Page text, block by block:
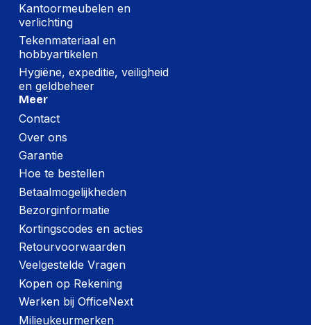
Kantoormeubelen en
verlichting
Tekenmateriaal en
hobbyartikelen
Hygiëne, expeditie, veiligheid
en geldbeheer
Meer
Contact
Over ons
Garantie
Hoe te bestellen
Betaalmogelijkheden
Bezorginformatie
Kortingscodes en acties
Retourvoorwaarden
Veelgestelde Vragen
Kopen op Rekening
Werken bij OfficeNext
Milieukeurmerken